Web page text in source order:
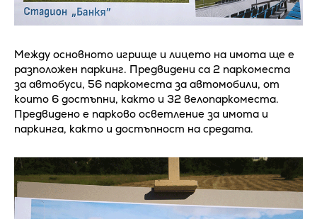
Между основното игрище и лицето на имота ще е
разположен паркинг. Предвидени са 2 паркоместа
за автобуси, 56 паркоместа за автомобили, от
които 6 достъпни, както и 32 велопаркоместа.
Предвидено е парково осветление за имота и
паркинга, както и достъпност на средата.